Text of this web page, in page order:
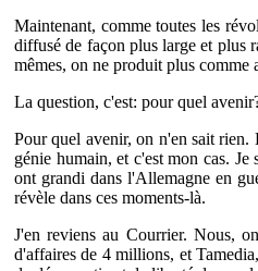
Maintenant, comme toutes les
diffusé de façon plus large et plus
mêmes, on ne produit plus
La question, c'est: pour quel
Pour quel avenir, on n'en sait rien.
génie humain, et c'est mon cas.
ont grandi dans l'Allemagne en
révèle dans ces moments-là.
J'en reviens au Courrier. Nous,
d'affaires de 4 millions, et